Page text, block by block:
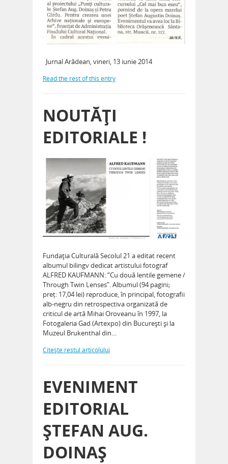
Jurnal Arădean, vineri, 13 iunie 2014
Read the rest of this entry
NOUTĂŢI
EDITORIALE !
Fundaţia Culturală Secolul 21 a editat recent
albumul bilingv dedicat artistului fotograf
ALFRED KAUFMANN: “Cu două lentile gemene /
Through Twin Lenses”. Albumul (94 pagini;
preț: 17,04 lei) reproduce, în principal, fotografii
alb-negru din retrospectiva organizată de
criticul de artă Mihai Oroveanu în 1997, la
Fotogaleria Gad (Artexpo) din Bucureşti şi la
Muzeul Brukenthal din…
Citeşte restul articolului
EVENIMENT
EDITORIAL
ŞTEFAN AUG.
DOINAŞ